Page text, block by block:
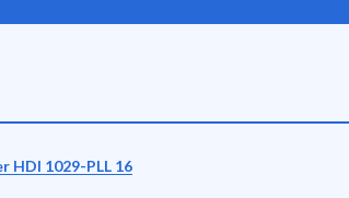
HDI 1029-PLL 16